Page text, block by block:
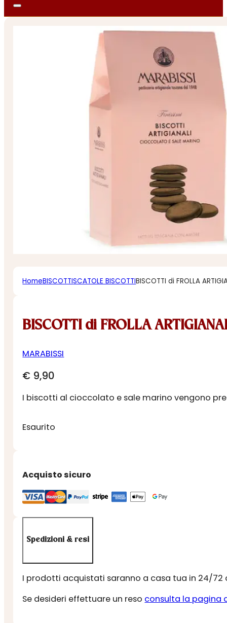
HomeBISCOTTISCATOLE BISCOTTIBISCOTTI di FROLLA
BISCOTTI di FROLLA
MARABISSI
€ 9,90
I biscotti al cioccolato e sale marino vengono
Esaurito
Acquisto sicuro
Spedizioni & resi
I prodotti acquistati saranno a casa tua in 24/72
Se desideri effettuare un reso consulta la pagina